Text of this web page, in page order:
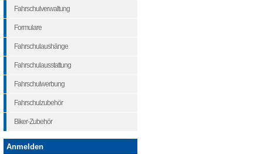
Fahrschulverwaltung
Formulare
Fahrschulaushänge
Fahrschulausstattung
Fahrschulwerbung
Fahrschulzubehör
Biker-Zubehör
Anmelden